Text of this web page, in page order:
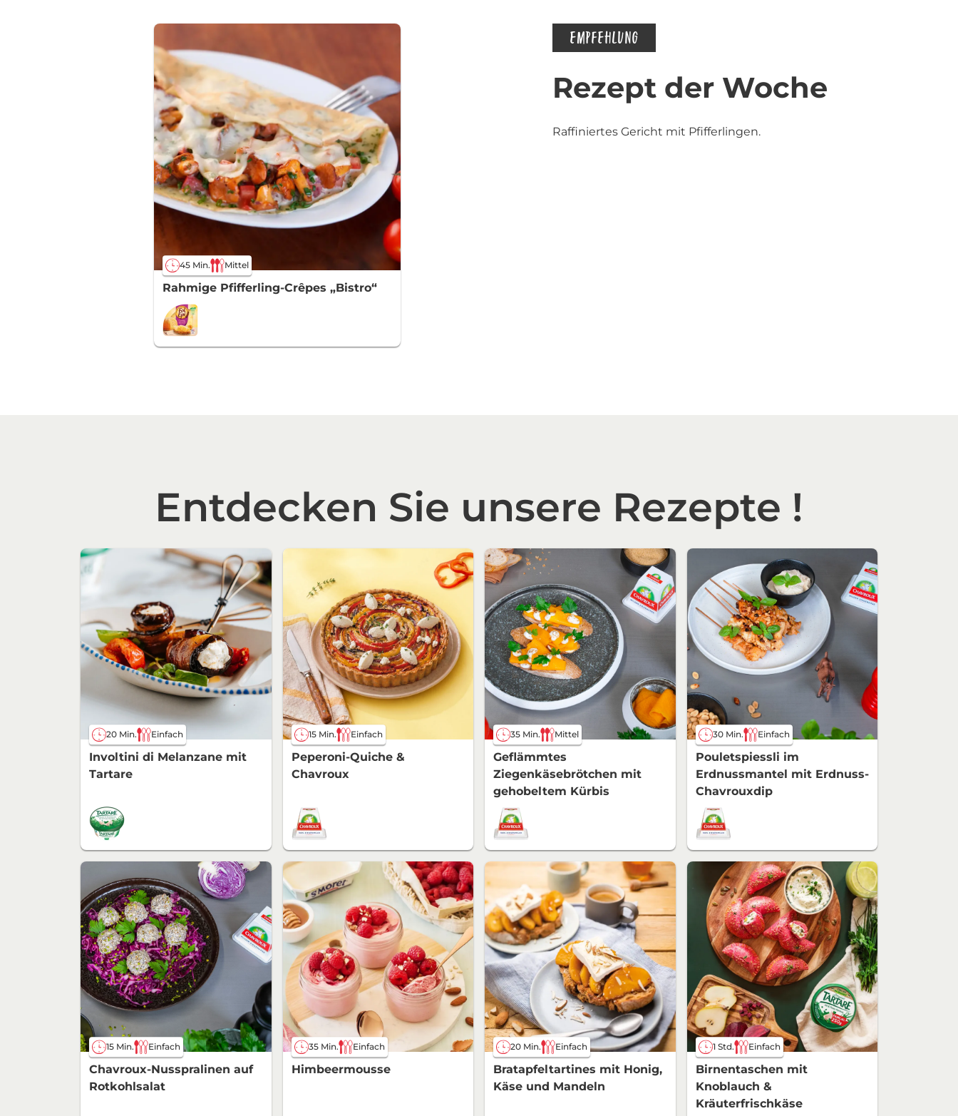
EMPFEHLUNG
Rezept der Woche
Raffiniertes Gericht mit Pfifferlingen.
45 Min. Mittel
Rahmige Pfifferling-Crêpes „Bistro“
Entdecken Sie unsere Rezepte !
20 Min. Einfach
Involtini di Melanzane mit
Tartare
15 Min. Einfach
Peperoni-Quiche &
Chavroux
35 Min. Mittel
Geflämmtes
Ziegenkäsebrötchen mit
gehobeltem Kürbis
30 Min. Einfach
Pouletspiessli im
Erdnussmantel mit Erdnuss-
Chavrouxdip
15 Min. Einfach
Chavroux-Nusspralinen auf
Rotkohlsalat
35 Min. Einfach
Himbeermousse
20 Min. Einfach
Bratapfeltartines mit Honig,
Käse und Mandeln
1 Std. Einfach
Birnentaschen mit
Knoblauch &
Kräuterfrischkäse